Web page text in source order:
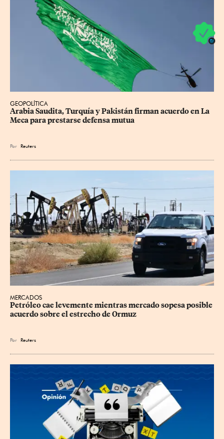
GEOPOLÍTICA
Arabia Saudita, Turquía y Pakistán firman acuerdo en La
Meca para prestarse defensa mutua
Por Reuters
MERCADOS
Petróleo cae levemente mientras mercado sopesa posible
acuerdo sobre el estrecho de Ormuz
Por Reuters